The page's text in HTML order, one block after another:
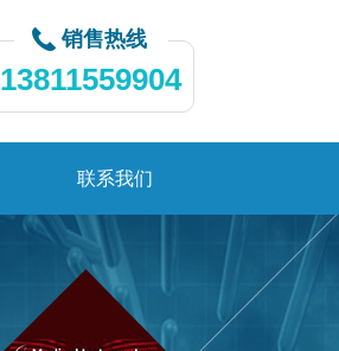
销售热线
13811559904
联系我们